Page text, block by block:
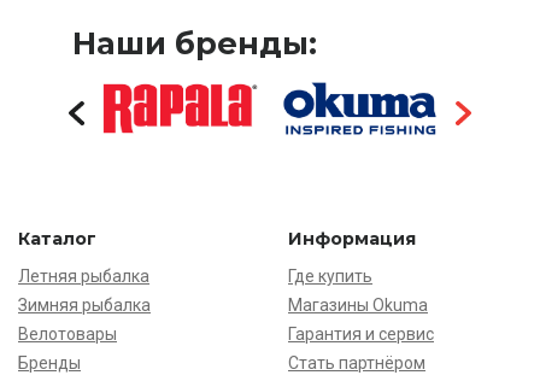
Наши бренды:
Каталог
Летняя рыбалка
Зимняя рыбалка
Велотовары
Бренды
Информация
Где купить
Магазины Okuma
Гарантия и сервис
Стать партнёром